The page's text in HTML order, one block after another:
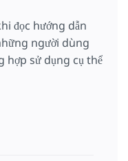
đọc hướng dẫn
người dùng
hợp sử dụng cụ thể